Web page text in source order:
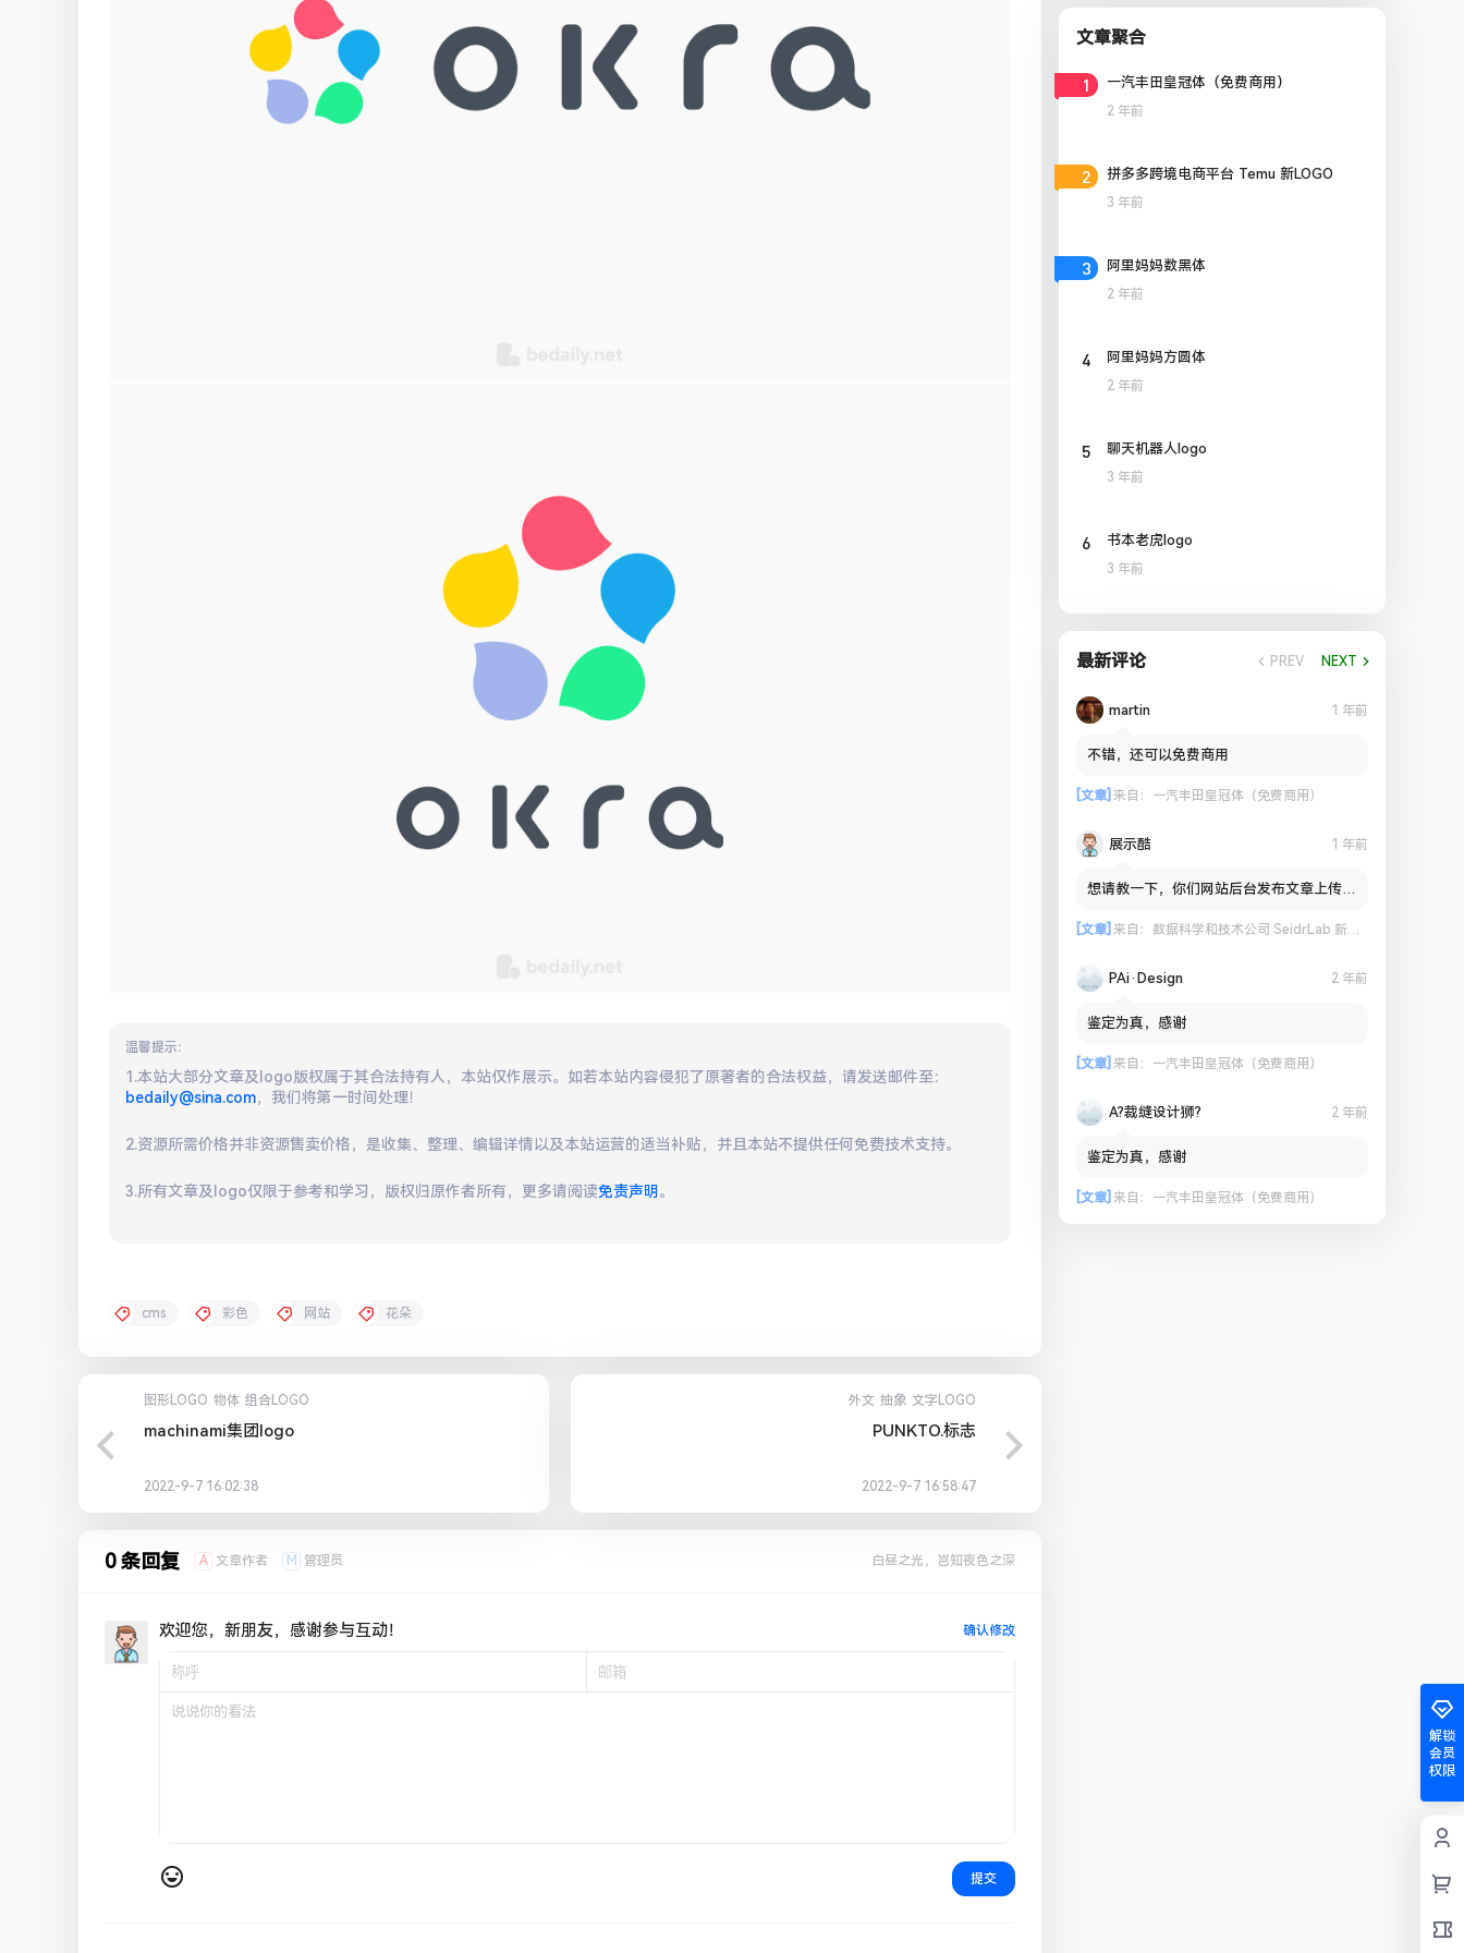
温馨提示：
1.本站大部分文章及logo版权属于其合法持有人，本站仅作展示。如若本站内容侵犯了原著者的合法权益，请发送邮件至：
bedaily@sina.com，我们将第一时间处理！
2.资源所需价格并非资源售卖价格，是收集、整理、编辑详情以及本站运营的适当补贴，并且本站不提供任何免费技术支持。
3.所有文章及logo仅限于参考和学习，版权归原作者所有，更多请阅读免责声明。
cms 彩色 网站 花朵
图形LOGO 物体 组合LOGO
machinami集团logo
2022-9-7 16:02:38
外文 抽象 文字LOGO
PUNKTO.标志
2022-9-7 16:58:47
0 条回复 A 文章作者 M 管理员 白昼之光，岂知夜色之深
欢迎您，新朋友，感谢参与互动！ 确认修改
提交
文章聚合
1 一汽丰田皇冠体（免费商用）
2 年前
2 拼多多跨境电商平台 Temu 新LOGO
3 年前
3 阿里妈妈数黑体
2 年前
4 阿里妈妈方圆体
2 年前
5 聊天机器人logo
3 年前
6 书本老虎logo
3 年前
最新评论 PREV NEXT
martin 1 年前
不错，还可以免费商用
[文章] 来自： 一汽丰田皇冠体（免费商用）
展示酷 1 年前
想请教一下，你们网站后台发布文章上传图
[文章] 来自： 数据科学和技术公司 SeidrLab 新标志
PAi·Design 2 年前
鉴定为真，感谢
[文章] 来自： 一汽丰田皇冠体（免费商用）
A?裁缝设计狮? 2 年前
鉴定为真，感谢
[文章] 来自： 一汽丰田皇冠体（免费商用）
解锁
会员
权限